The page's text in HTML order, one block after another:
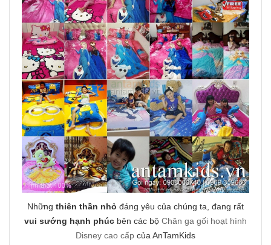
Những thiên thần nhỏ đáng yêu của chúng ta, đang rất
vui sướng hạnh phúc bên các bộ Chăn ga gối hoạt hình
Disney cao cấp của AnTamKids